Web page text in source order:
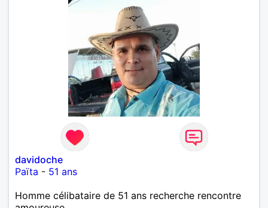
davidoche
Païta - 51 ans
Homme célibataire de 51 ans recherche rencontre